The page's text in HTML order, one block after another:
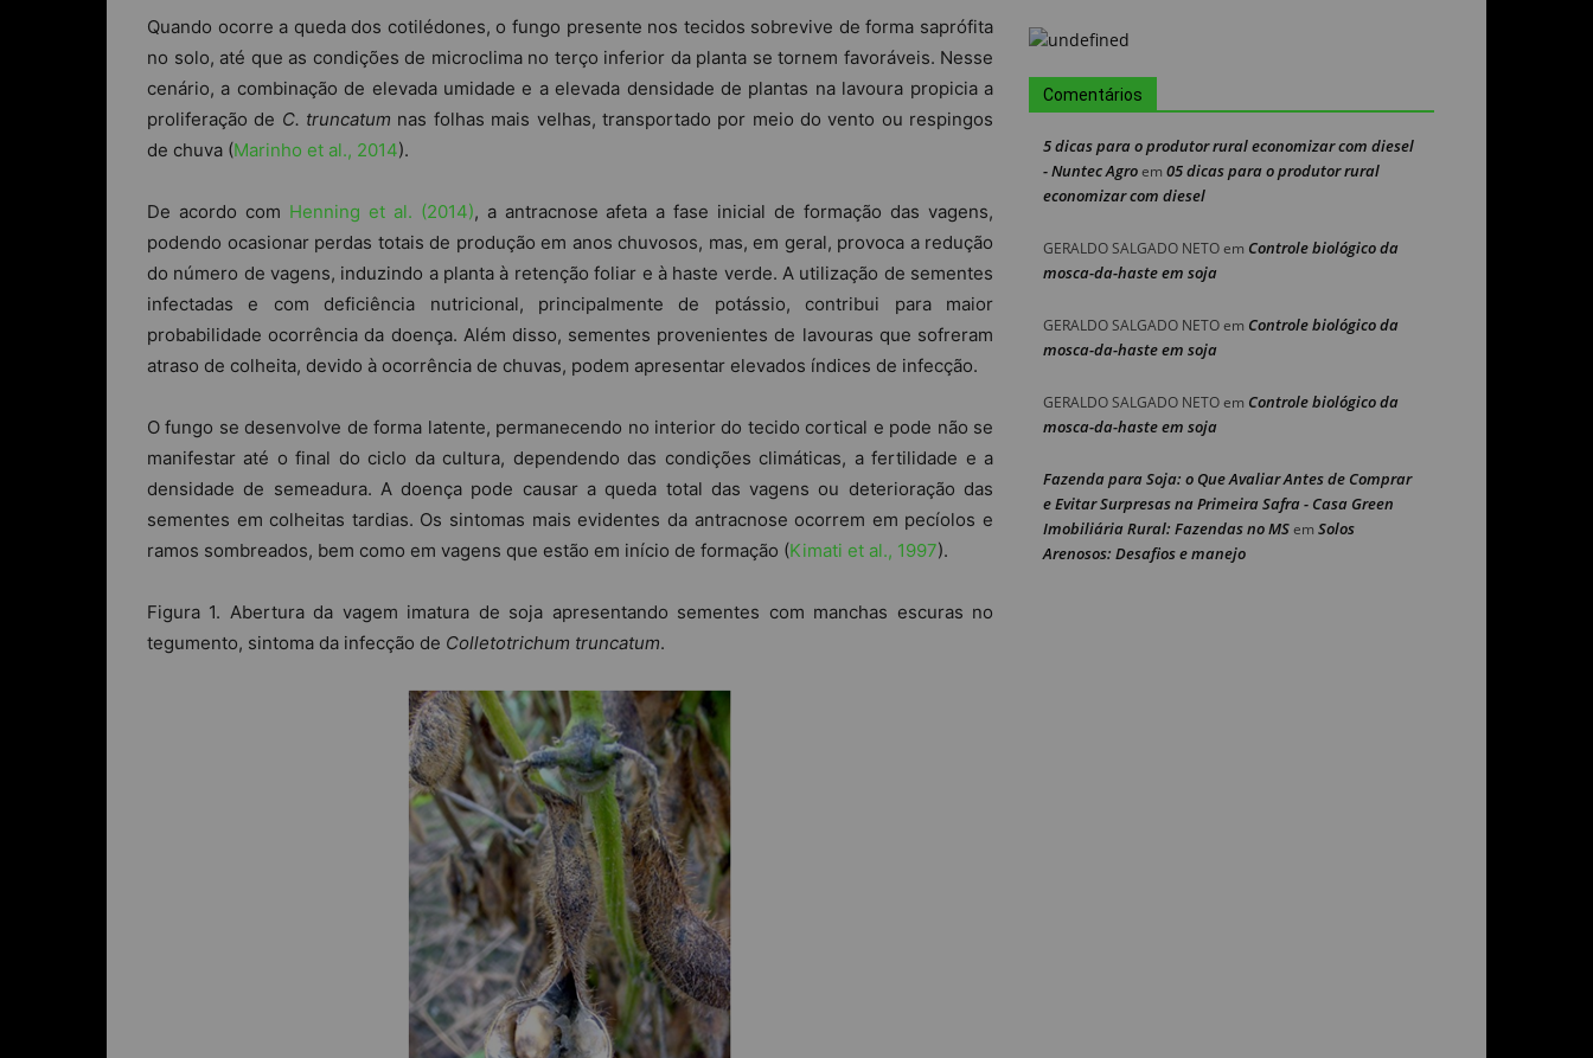
Quando ocorre a queda dos cotilédones, o fungo presente nos tecidos sobrevive de forma saprófita
no solo, até que as condições de microclima no terço inferior da planta se tornem favoráveis. Nesse
cenário, a combinação de elevada umidade e a elevada densidade de plantas na lavoura propicia a
proliferação de C. truncatum nas folhas mais velhas, transportado por meio do vento ou respingos
de chuva (Marinho et al., 2014).
De acordo com Henning et al. (2014), a antracnose afeta a fase inicial de formação das vagens,
podendo ocasionar perdas totais de produção em anos chuvosos, mas, em geral, provoca a redução
do número de vagens, induzindo a planta à retenção foliar e à haste verde. A utilização de sementes
infectadas e com deficiência nutricional, principalmente de potássio, contribui para maior
probabilidade ocorrência da doença. Além disso, sementes provenientes de lavouras que sofreram
atraso de colheita, devido à ocorrência de chuvas, podem apresentar elevados índices de infecção.
O fungo se desenvolve de forma latente, permanecendo no interior do tecido cortical e pode não se
manifestar até o final do ciclo da cultura, dependendo das condições climáticas, a fertilidade e a
densidade de semeadura. A doença pode causar a queda total das vagens ou deterioração das
sementes em colheitas tardias. Os sintomas mais evidentes da antracnose ocorrem em pecíolos e
ramos sombreados, bem como em vagens que estão em início de formação (Kimati et al., 1997).
Figura 1. Abertura da vagem imatura de soja apresentando sementes com manchas escuras no
tegumento, sintoma da infecção de Colletotrichum truncatum.
Comentários
5 dicas para o produtor rural economizar com diesel
- Nuntec Agroem 05 dicas para o produtor rural
economizar com diesel
GERALDO SALGADO NETOem Controle biológico da
mosca-da-haste em soja
GERALDO SALGADO NETOem Controle biológico da
mosca-da-haste em soja
GERALDO SALGADO NETOem Controle biológico da
mosca-da-haste em soja
Fazenda para Soja: o Que Avaliar Antes de Comprar
e Evitar Surpresas na Primeira Safra - Casa Green
Imobiliária Rural: Fazendas no MSem Solos
Arenosos: Desafios e manejo